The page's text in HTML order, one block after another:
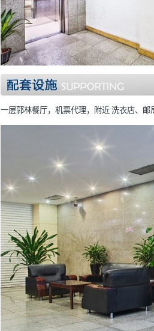
一层郭林餐厅，机票代理，附近 洗衣店、邮